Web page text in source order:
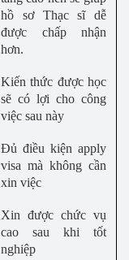
hồ sơ Thạc sĩ dễ
được chấp nhận
hơn.
Kiến thức được học
sẽ có lợi cho công
việc sau này
Đủ điều kiện apply
visa mà không cần
xin việc
Xin được chức vụ
cao sau khi tốt
nghiệp